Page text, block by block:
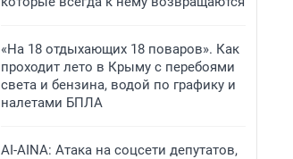
«На 18 отдыхающих 18 поваров». Как
проходит лето в Крыму с перебоями
света и бензина, водой по графику и
налетами БПЛА
AI-AINA: Атака на соцсети депутатов,